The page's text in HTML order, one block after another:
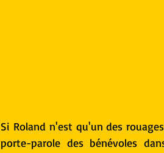
Si Roland n'est qu'un des
porte-parole des bénévoles